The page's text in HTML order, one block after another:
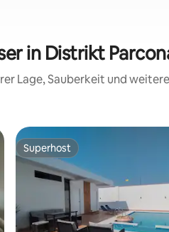
in Distrikt
Lage, Sauberkeit und
Superhost
Superhost